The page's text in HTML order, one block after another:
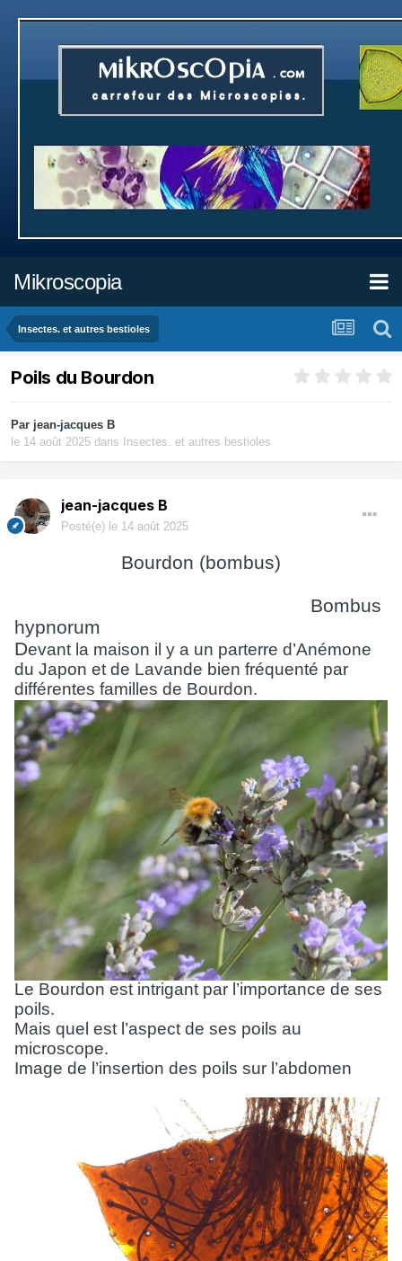
Mikroscopia
Insectes. et autres bestioles
Poils du Bourdon
Par jean-jacques B
le 14 août 2025 dans Insectes. et autres bestioles
jean-jacques B
Posté(e) le 14 août 2025
Bourdon (bombus)
Bombus
hypnorum
Devant la maison il y a un parterre d’Anémone
du Japon et de Lavande bien fréquenté par
différentes familles de Bourdon.
Le Bourdon est intrigant par l’importance de ses
poils.
Mais quel est l’aspect de ses poils au
microscope.
Image de l’insertion des poils sur l’abdomen